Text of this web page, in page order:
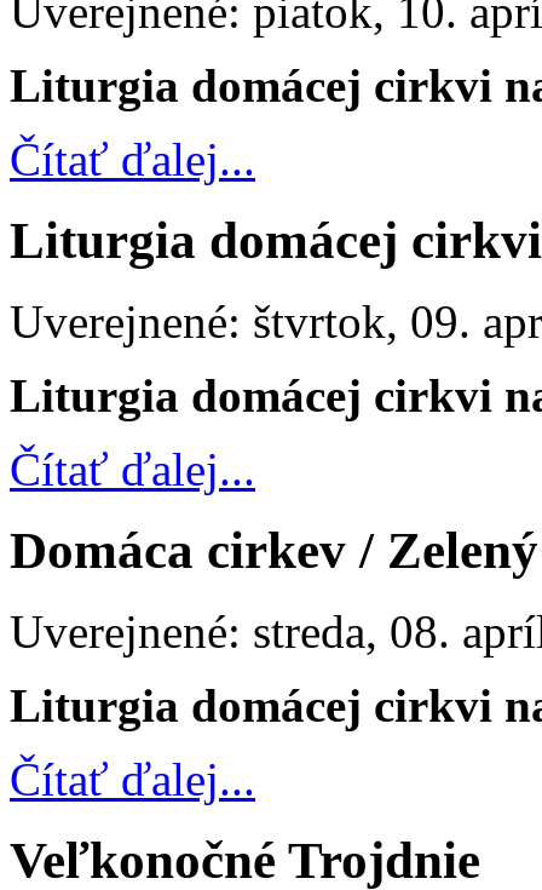
Uverejnené: piatok, 10.
Liturgia domácej cirkvi
Čítať ďalej...
Liturgia domácej
Uverejnené: štvrtok, 09.
Liturgia domácej cirkvi
Čítať ďalej...
Domáca cirkev /
Uverejnené: streda, 08.
Liturgia domácej cirkvi
Čítať ďalej...
Veľkonočné Trojdnie